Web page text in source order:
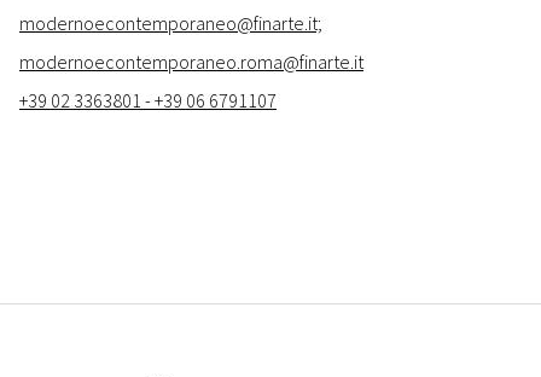
modernoecontemporaneo@finarte.it;
modernoecontemporaneo.roma@finarte.it
+39 02 3363801 - +39 06 6791107